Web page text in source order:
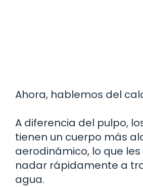
Ahora, hablemos del
A diferencia del pulpo,
tienen un cuerpo más
aerodinámico, lo que
nadar rápidamente a
agua.